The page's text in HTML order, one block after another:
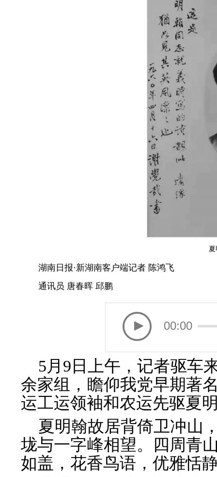
湖南日报·新湖南客户端记者 陈鸿飞
通讯员 唐春晖 邱鹏
00:00
5月9日上午，记者驱车
余家组，瞻仰我党早期著
运工运领袖和农运先驱
夏明翰故居背倚卫冲山
垅与一字峰相望。四周青
如盖，花香鸟语，优雅恬